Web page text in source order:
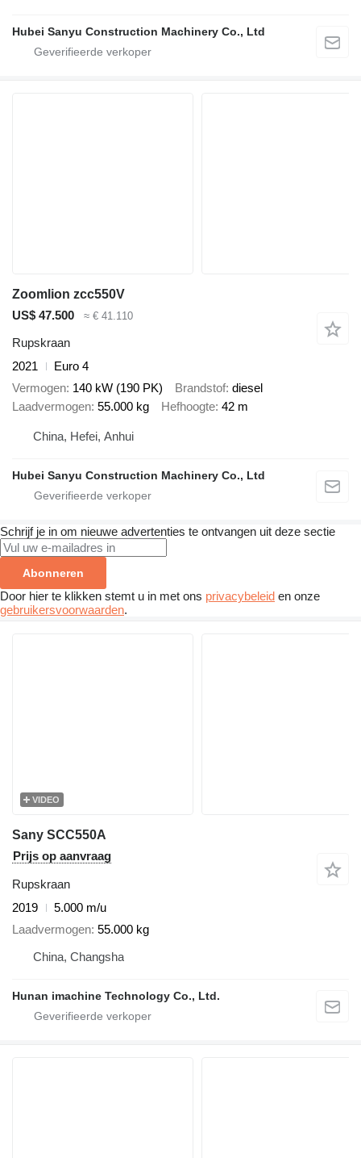
Hubei Sanyu Construction Machinery Co., Ltd
Zoomlion zcc550V
US$ 47.500
≈ € 41.110
Rupskraan
2021
Euro 4
Vermogen 140 kW (190 PK) Brandstof diesel
Laadvermogen 55.000 kg Hefhoogte 42 m
China, Hefei, Anhui
Hubei Sanyu Construction Machinery Co., Ltd
Schrijf je in om nieuwe advertenties te ontvangen uit deze sectie
Abonneren
Door hier te klikken stemt u in met ons privacybeleid en onze
gebruikersvoorwaarden.
VIDEO
Sany SCC550A
Prijs op aanvraag
Rupskraan
2019
5.000 m/u
Laadvermogen 55.000 kg
China, Changsha
Hunan imachine Technology Co., Ltd.